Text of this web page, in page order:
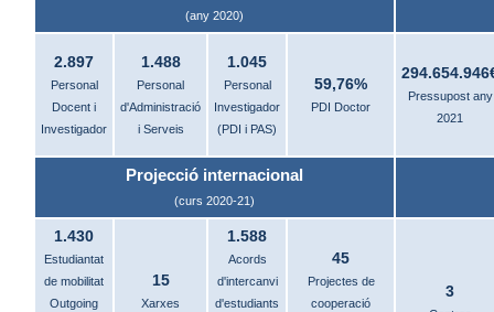
(any 2020)
2.897
Personal
Docent i
Investigador
1.488
Personal
d'Administració
i Serveis
1.045
Personal
Investigador
(PDI i PAS)
59,76%
PDI Doctor
Pressupost any
2021
Projecció internacional
(curs 2020-21)
1.430
Estudiantat
de mobilitat
Outgoing
15
Xarxes
1.588
Acords
d'intercanvi
d'estudiants
45
Projectes de
cooperació
3